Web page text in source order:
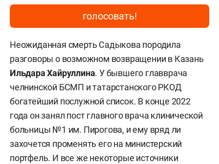
голосовать!
Неожиданная смерть Садыкова породила
разговоры о возможном возвращении в Казань
Ильдара Хайруллина. У бывшего главврача
челнинской БСМП и татарстанского РКОД
богатейший послужной список. В конце 2022
года он занял пост главного врача клинической
больницы №1 им. Пирогова, и ему вряд ли
захочется променять его на министерский
портфель. И все же некоторые источники